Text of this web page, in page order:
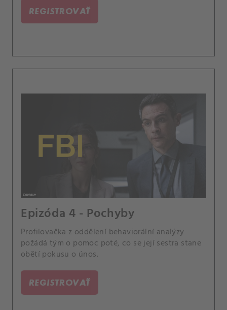
REGISTROVAŤ
Epizóda 4 - Pochyby
Profilovačka z oddělení behaviorální analýzy
požádá tým o pomoc poté, co se její sestra stane
obětí pokusu o únos.
REGISTROVAŤ